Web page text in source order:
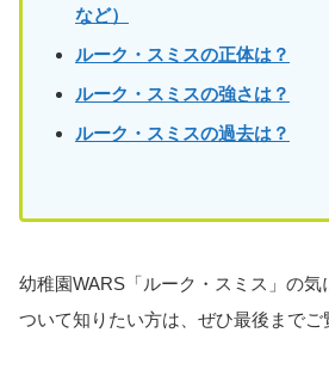
など）
ルーク・スミスの正体は？
ルーク・スミスの強さは？
ルーク・スミスの過去は？
幼稚園WARS「ルーク・スミス」の気
ついて知りたい方は、ぜひ最後までご